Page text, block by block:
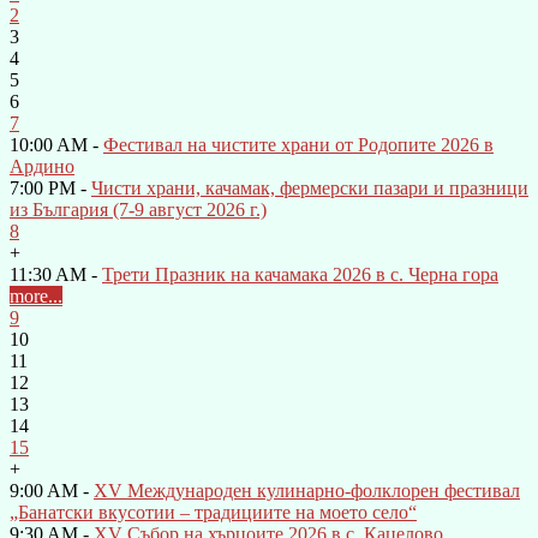
2
3
4
5
6
7
10:00 AM - Фестивал на чистите храни от Родопите 2026 в
Ардино
7:00 PM - Чисти храни, качамак, фермерски пазари и празници
из България (7-9 август 2026 г.)
8
+
11:30 AM - Трети Празник на качамака 2026 в с. Черна гора
more...
9
10
11
12
13
14
15
+
9:00 AM - XV Международен кулинарно-фолклорен фестивал
„Банатски вкусотии – традициите на моето село“
9:30 AM - XV Събор на хърцоите 2026 в с. Кацелово